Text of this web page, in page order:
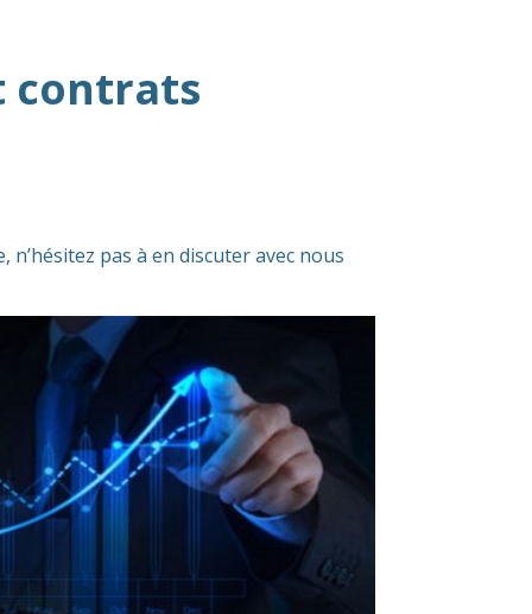
contrats
pas à en discuter avec nous